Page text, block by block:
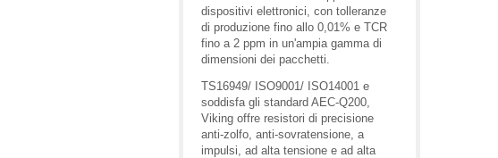
dispositivi elettronici, con tolleranze
di produzione fino allo 0,01% e TCR
fino a 2 ppm in un'ampia gamma di
dimensioni dei pacchetti.
TS16949/ ISO9001/ ISO14001 e
soddisfa gli standard AEC-Q200,
Viking offre resistori di precisione
anti-zolfo, anti-sovratensione, a
impulsi, ad alta tensione e ad alta